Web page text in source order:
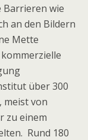
Barrieren wie
an den Bildern
Mette
über 300
meist von
zu einem
Rund 180